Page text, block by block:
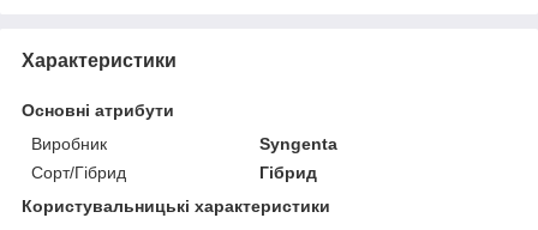
Характеристики
Основні атрибути
Виробник
Syngenta
Сорт/Гібрид
Гібрид
Користувальницькі характеристики